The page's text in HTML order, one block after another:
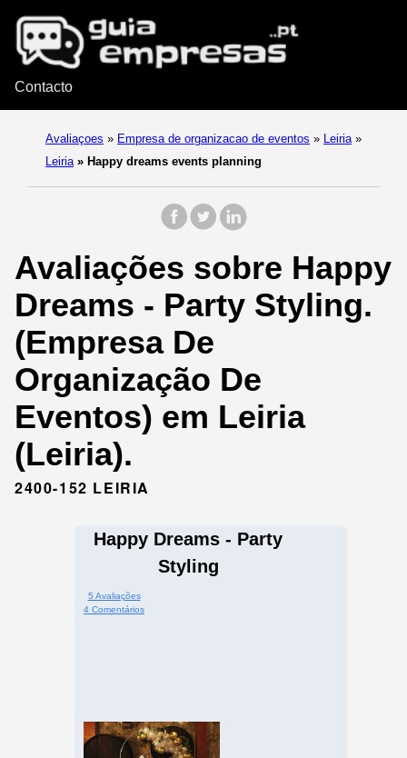
Contacto
Avaliaçoes » Empresa de organizacao de eventos » Leiria »
Leiria » Happy dreams events planning
Avaliações sobre Happy
Dreams - Party Styling.
(Empresa De
Organização De
Eventos) em Leiria
(Leiria).
2400-152 LEIRIA
Happy Dreams - Party
Styling
5 Avaliações
4 Comentários